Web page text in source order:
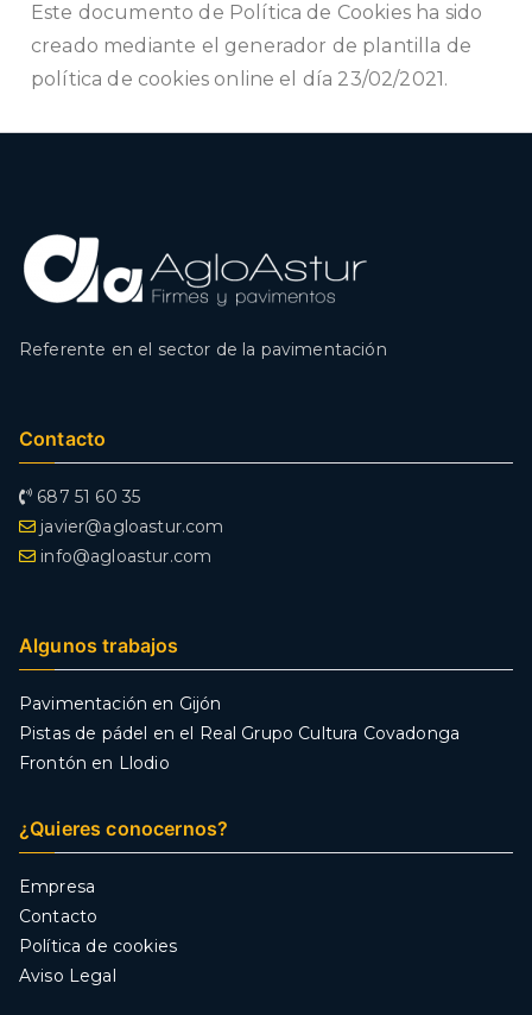
Este documento de Política de Cookies ha sido
creado mediante el generador de plantilla de
política de cookies online el día 23/02/2021.
Referente en el sector de la pavimentación
Contacto
687 51 60 35
javier@agloastur.com
info@agloastur.com
Algunos trabajos
Pavimentación en Gijón
Pistas de pádel en el Real Grupo Cultura Covadonga
Frontón en Llodio
¿Quieres conocernos?
Empresa
Contacto
Política de cookies
Aviso Legal